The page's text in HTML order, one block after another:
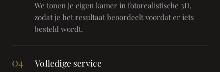
We tonen je eigen kamer in fotorealistische 3D,
zodat je het resultaat beoordeelt voordat er iets
besteld wordt.
04 Volledige service